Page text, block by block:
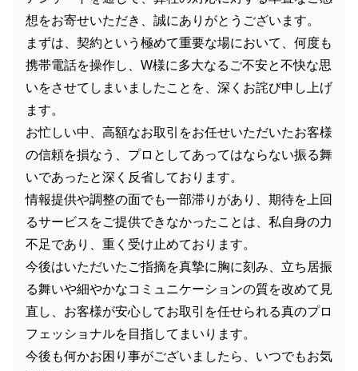
想をお寄せいただき、誠にありがとうございます。
まずは、契約という極めて重要な場において、何度も
携帯電話を操作し、W様に多大なるご不安と不快な思
いをさせてしまいましたことを、深くお詫び申し上げ
ます。
お忙しい中、高額なお取引をお任せいただいたお客様
の信頼を損なう、プロとしてあってはならない振る舞
いであったと深く反省しております。
情報提供や調整の面でも一部滞りがあり、期待を上回
るサービスをご提供できなかったことは、私自身の力
不足であり、重く受け止めております。
今後はいただいたご指摘を真摯に胸に刻み、立ち居振
る舞いや細やかなコミュニケーションの質を改めて見
直し、お客様が安心してお取引を任せられる真のプロ
フェッショナルを目指してまいります。
今後も何かお困り事がございましたら、いつでもお気